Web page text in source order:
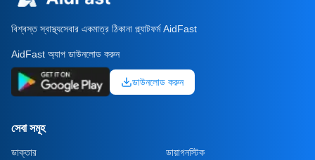
বিশ্বস্ত স্বাস্থ্যসেবার একমাত্র ঠিকানা প্ল্যাটফর্ম AidFast
AidFast অ্যাপ ডাউনলোড করুন
ডাউনলোড করুন
সেবা সমূহ
ডাক্তার ডায়াগনস্টিক